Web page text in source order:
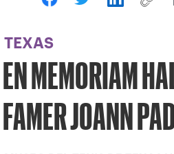
TEXAS
EN MEMORIAM
FAMER JOANN